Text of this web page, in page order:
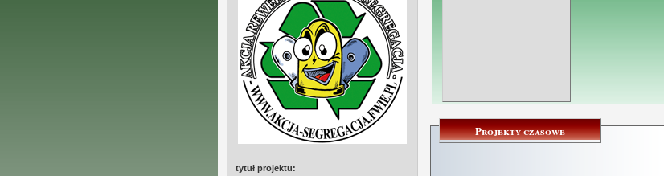
tytuł projektu:
Projekty czasowe